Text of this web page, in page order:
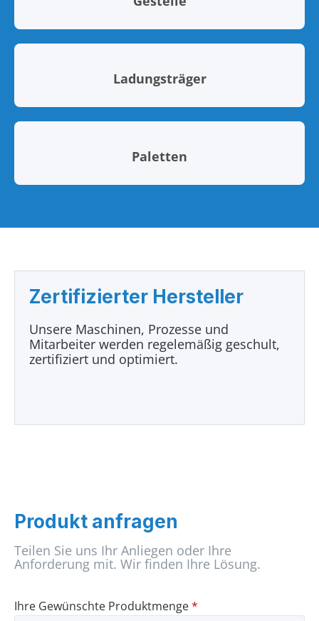
Ladungsträger
Paletten
Zertifizierter Hersteller
Unsere Maschinen, Prozesse und
Mitarbeiter werden regelemäßig geschult,
zertifiziert und optimiert.
Produkt anfragen
Teilen Sie uns Ihr Anliegen oder Ihre
Anforderung mit. Wir finden Ihre Lösung.
Ihre Gewünschte Produktmenge*